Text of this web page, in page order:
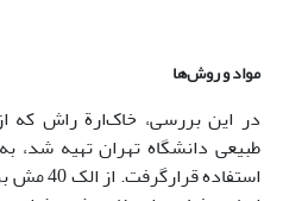
مواد و روش‌ها
در این بررسی، خاک‌ارة راش که
طبیعی دانشگاه تهران تهیه شد،
استفاده